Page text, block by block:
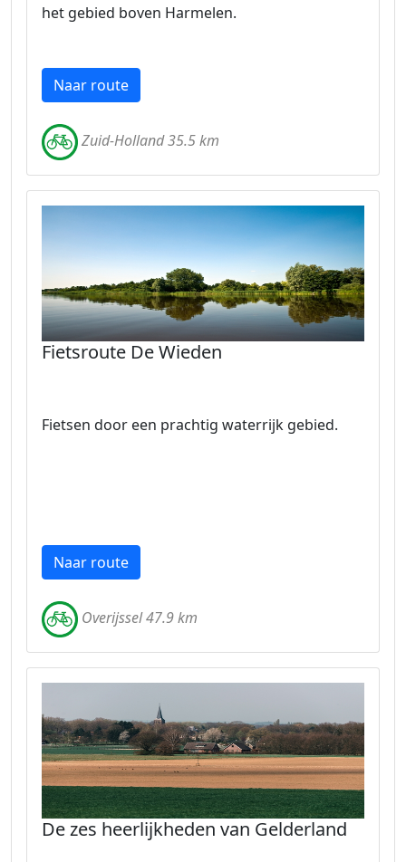
het gebied boven Harmelen.
Naar route
Zuid-Holland 35.5 km
Fietsroute De Wieden
Fietsen door een prachtig waterrijk gebied.
Naar route
Overijssel 47.9 km
De zes heerlijkheden van Gelderland